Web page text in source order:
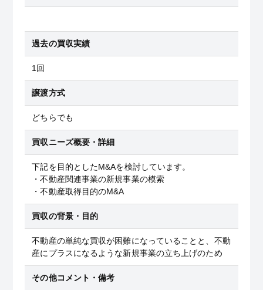
過去の買収実績
1回
譲渡方式
どちらでも
買収ニーズ概要・詳細
下記を目的としたM&Aを検討しています。
・不動産関連事業の新規事業の模索
・不動産取得目的のM&A
買収の背景・目的
不動産の単純な買収が困難になっていることと、不動
産にプラスになるような新規事業の立ち上げのため
その他コメント・備考